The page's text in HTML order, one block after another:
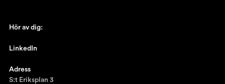
Hör av dig:
LinkedIn
Adress
S:t Eriksplan 3